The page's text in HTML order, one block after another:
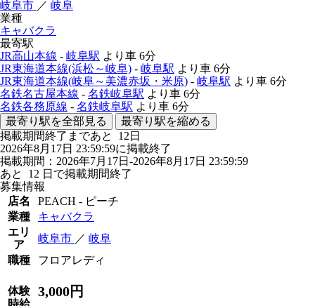
岐阜市 ／ 岐阜
業種
キャバクラ
最寄駅
JR高山本線 - 岐阜駅 より車 6分
JR東海道本線(浜松～岐阜) - 岐阜駅 より車 6分
JR東海道本線(岐阜～美濃赤坂・米原) - 岐阜駅 より車 6分
名鉄名古屋本線 - 名鉄岐阜駅 より車 6分
名鉄各務原線 - 名鉄岐阜駅 より車 6分
最寄り駅を全部見る
最寄り駅を縮める
掲載期間終了まであと 12 日
2026年8月17日 23:59:59に掲載終了
掲載期間：2026年7月17日-2026年8月17日 23:59:59
あと 12 日で掲載期間終了
募集情報
店名
PEACH - ピーチ
業種
キャバクラ
エリ
ア
岐阜市 ／ 岐阜
職種
フロアレディ
体験
時給
3,000円